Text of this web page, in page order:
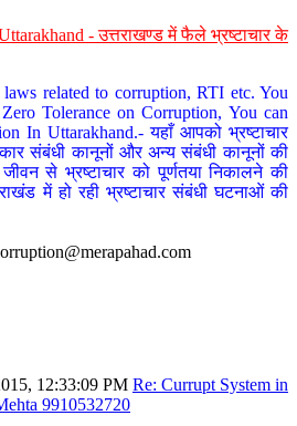
- उत्तराखण्ड में फैले भ्रष्टाचार के
related to corruption, RTI etc. You
Tolerance on Corruption, You can
In Uttarakhand.- यहाँ आपको भ्रष्टाचार
संबंधी कानूनों और अन्य संबंधी कानूनों की
से भ्रष्टाचार को पूर्णतया निकालने की
में हो रही भ्रष्टाचार संबंधी घटनाओं की
12:33:09 PM Re: Currupt System in
9910532720